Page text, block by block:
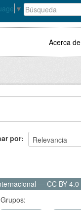
▼
Acerca de
por
— CC BY 4.0
Grupos: